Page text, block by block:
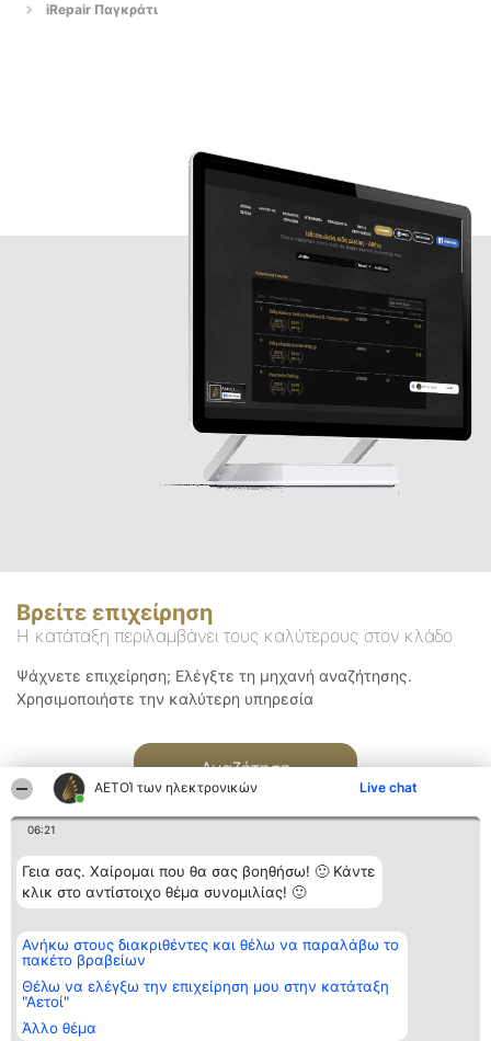
ΑΕΤΟΊ των ηλεκτρονικών Live chat
06:21
Γεια σας. Χαίρομαι που θα σας βοηθήσω! 🙂 Κάντε
κλικ στο αντίστοιχο θέμα συνομιλίας! 🙂
Ανήκω στους διακριθέντες και θέλω να παραλάβω το
πακέτο βραβείων
Θέλω να ελέγξω την επιχείρηση μου στην κατάταξη
"Αετοί"
Άλλο θέμα
iRepair Παγκράτι
Βρείτε επιχείρηση
Η κατάταξη περιλαμβάνει τους καλύτερους στον κλάδο
Ψάχνετε επιχείρηση; Ελέγξτε τη μηχανή αναζήτησης.
Χρησιμοποιήστε την καλύτερη υπηρεσία
Αναζήτηση
Διοργανωτής της
κατάταξης
BEAUTIFUL COMPANY
ΤΗΛ. ΕΠΙΚΟΙΝΩΝΙΑΣ:
2104128019
email:
Κατάταξη
Διακριθέντες
των
διακριθέντων
Επικοινωνία
Επικοινωνία